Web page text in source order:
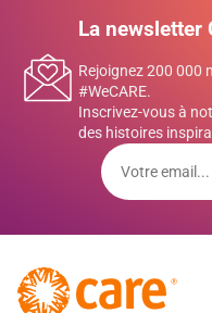
La newsletter
Rejoignez 200 000
#WeCARE.
Inscrivez-vous à
des histoires